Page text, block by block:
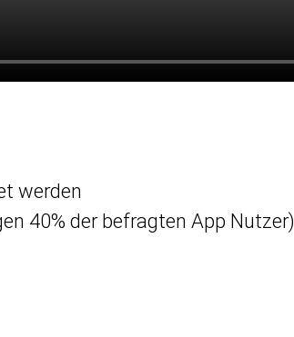
werden
40% der befragten App Nutzer)